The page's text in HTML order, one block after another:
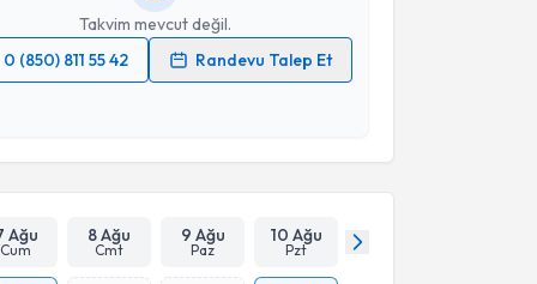
Takvim mevcut değil.
0 (850) 811 55 42
Randevu Talep Et
Ağu
Cum
8 Ağu
Cmt
9 Ağu
Paz
10 Ağu
Pzt